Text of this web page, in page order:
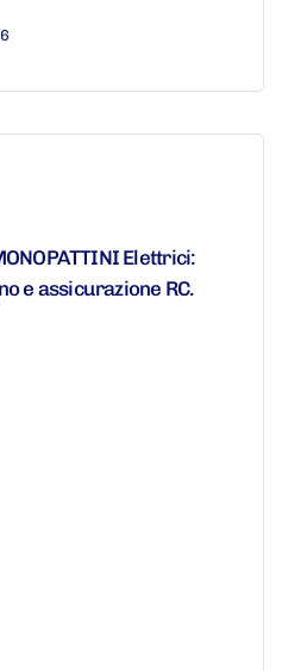
Elettrici:
e assicurazione RC.